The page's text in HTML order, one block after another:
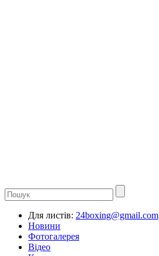
Для листів: 24boxing@gmail.com
Новини
Фотогалерея
Відео